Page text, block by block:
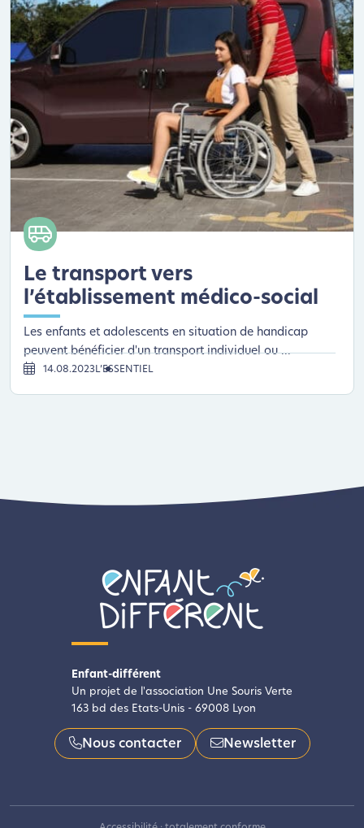
Le transport vers
l’établissement médico-social
Les enfants et adolescents en situation de handicap
peuvent bénéficier d'un transport individuel ou ...
14.08.2023 L’ESSENTIEL
Enfant-différent
Un projet de l'association Une Souris Verte
163 bd des Etats-Unis - 69008 Lyon
Nous contacter Newsletter